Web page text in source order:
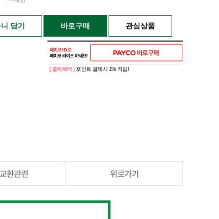
담기 바로구매 관심상품
[ 결제혜택 ] 포인트 결제시 1% 적립!